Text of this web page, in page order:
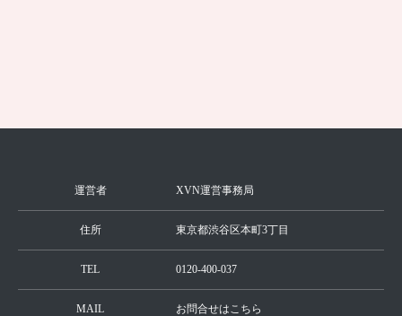
運営者 XVN運営事務局
住所 東京都渋谷区本町3丁目
TEL 0120-400-037
MAIL お問合せはこちら